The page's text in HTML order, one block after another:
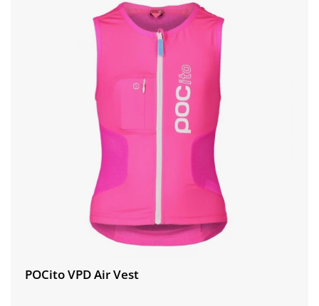
POCito VPD Air Vest